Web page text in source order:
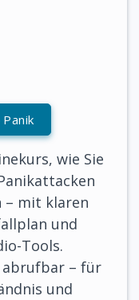
wie Sie
– mit klaren
und
Tools.
abrufbar – für
und